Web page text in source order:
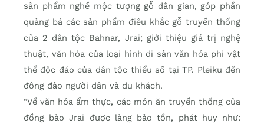
sản phẩm nghề mộc tượng gỗ dân gian, góp phần
quảng bá các sản phẩm điêu khắc gỗ truyền thống
của 2 dân tộc Bahnar, Jrai; giới thiệu giá trị nghệ
thuật, văn hóa của loại hình di sản văn hóa phi vật
thể độc đáo của dân tộc thiểu số tại TP. Pleiku đến
đông đảo người dân và du khách.
“Về văn hóa ẩm thực, các món ăn truyền thống của
đồng bào Jrai được làng bảo tồn, phát huy như: